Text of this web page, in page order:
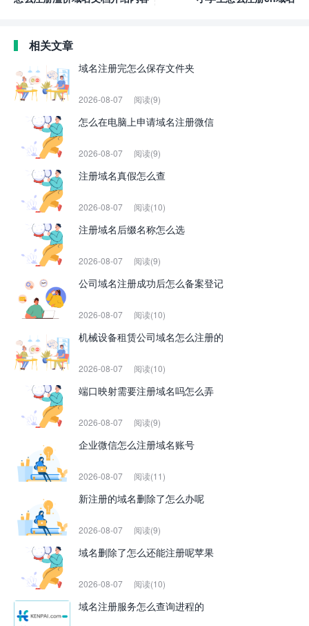
相关文章
域名注册完怎么保存文件夹
2026-08-07 阅读(9)
怎么在电脑上申请域名注册微信
2026-08-07 阅读(9)
注册域名真假怎么查
2026-08-07 阅读(10)
注册域名后缀名称怎么选
2026-08-07 阅读(9)
公司域名注册成功后怎么备案登记
2026-08-07 阅读(10)
机械设备租赁公司域名怎么注册的
2026-08-07 阅读(10)
端口映射需要注册域名吗怎么弄
2026-08-07 阅读(9)
企业微信怎么注册域名账号
2026-08-07 阅读(11)
新注册的域名删除了怎么办呢
2026-08-07 阅读(9)
域名删除了怎么还能注册呢苹果
2026-08-07 阅读(10)
域名注册服务怎么查询进程的